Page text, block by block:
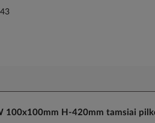
100x100mm H-420mm tamsiai